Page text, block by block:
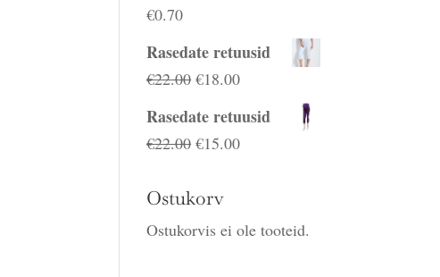
€0.70
Rasedate retuusid
€22.00 Algne
€18.00Praegune
Rasedate retuusid
€22.00 Algne
oli:
€22.00.
€15.00Praegune
€15.00.
Ostukorv
Ostukorvis ei ole tooteid.